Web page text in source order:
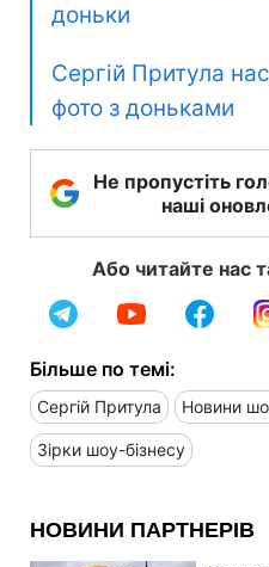
доньки
Сергій Притула
фото з доньками
Не пропустіть
наші
Або читайте нас
Більше по темі:
Сергій Притула Новини
Зірки шоу-бізнесу